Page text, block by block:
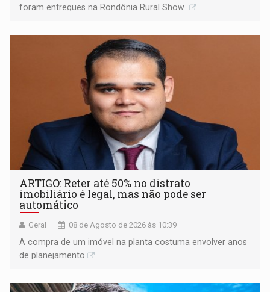
foram entregues na Rondônia Rural Show
ARTIGO: Reter até 50% no distrato
imobiliário é legal, mas não pode ser
automático
Geral 08 de Agosto de 2026 às 10:39
A compra de um imóvel na planta costuma envolver anos
de planejamento